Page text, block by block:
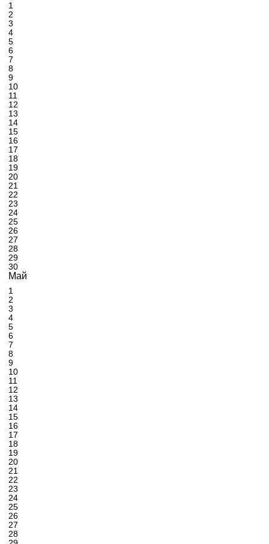
1
2
3
4
5
6
7
8
9
10
11
12
13
14
15
16
17
18
19
20
21
22
23
24
25
26
27
28
29
30
Май
1
2
3
4
5
6
7
8
9
10
11
12
13
14
15
16
17
18
19
20
21
22
23
24
25
26
27
28